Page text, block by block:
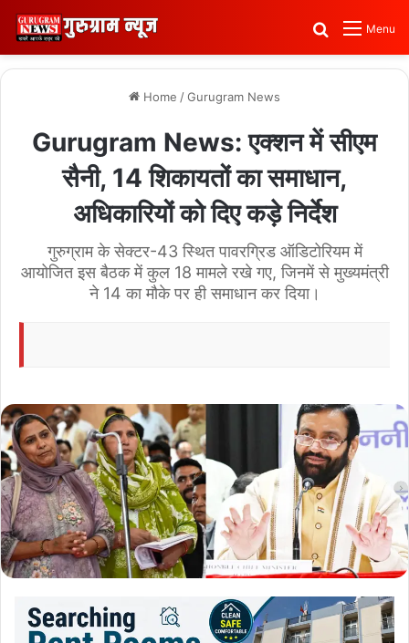
Menu
Search for
Home /Gurugram News
Gurugram News: एक्शन में सीएम
सैनी, 14 शिकायतों का समाधान,
अधिकारियों को दिए कड़े निर्देश
गुरुग्राम के सेक्टर-43 स्थित पावरग्रिड ऑडिटोरियम में
आयोजित इस बैठक में कुल 18 मामले रखे गए, जिनमें से मुख्यमंत्री
ने 14 का मौके पर ही समाधान कर दिया।